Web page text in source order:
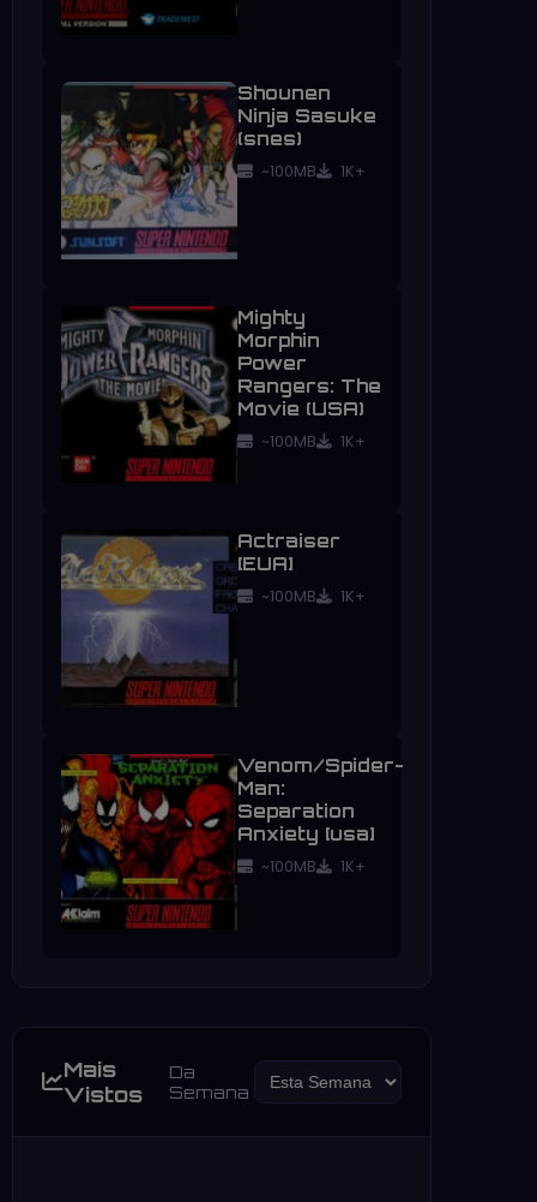
Shounen
Ninja Sasuke
(snes)
~100MB 1K+
Mighty
Morphin
Power
Rangers: The
Movie (USA)
~100MB 1K+
Actraiser
[EUA]
~100MB 1K+
Venom/Spider-
Man:
Separation
Anxiety [usa]
~100MB 1K+
Mais
Vistos
Da
Semana